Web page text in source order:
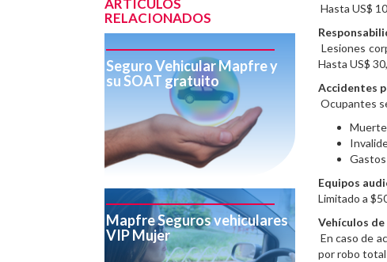
ARTÍCULOS
RELACIONADOS
Seguro Vehicular Mapfre y
su SOAT gratuito
Mapfre Seguros vehiculares
VIP Mujer
Hasta US$
Lesiones
Hasta US$
Accidentes
Ocupantes
Gastos
Equipos
Limitado a
Vehículos
En caso de
por robo total